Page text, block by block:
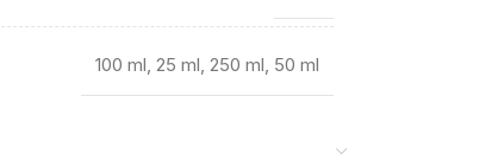
100 ml, 25 ml, 250 ml, 50 ml